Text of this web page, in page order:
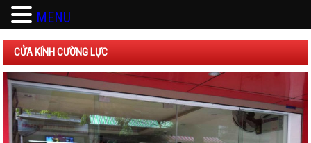
CỬA KÍNH CƯỜNG LỰC
MENU